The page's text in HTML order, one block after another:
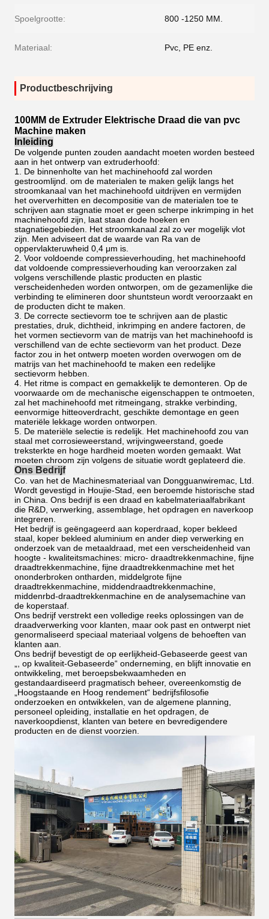
Spoelgrootte: 800 -1250 MM.
Materiaal: Pvc, PE enz.
Productbeschrijving
100MM de Extruder Elektrische Draad die van pvc
Machine maken
Inleiding
De volgende punten zouden aandacht moeten worden besteed
aan in het ontwerp van extruderhoofd:
1. De binnenholte van het machinehoofd zal worden
gestroomlijnd. om de materialen te maken gelijk langs het
stroomkanaal van het machinehoofd uitdrijven en vermijden
het oververhitten en decompositie van de materialen toe te
schrijven aan stagnatie moet er geen scherpe inkrimping in het
machinehoofd zijn, laat staan dode hoeken en
stagnatiegebieden. Het stroomkanaal zal zo ver mogelijk vlot
zijn. Men adviseert dat de waarde van Ra van de
oppervlakteruwheid 0,4 μm is.
2. Voor voldoende compressieverhouding, het machinehoofd
dat voldoende compressieverhouding kan veroorzaken zal
volgens verschillende plastic producten en plastic
verscheidenheden worden ontworpen, om de gezamenlijke die
verbinding te elimineren door shuntsteun wordt veroorzaakt en
de producten dicht te maken.
3. De correcte sectievorm toe te schrijven aan de plastic
prestaties, druk, dichtheid, inkrimping en andere factoren, de
het vormen sectievorm van de matrijs van het machinehoofd is
verschillend van de echte sectievorm van het product. Deze
factor zou in het ontwerp moeten worden overwogen om de
matrijs van het machinehoofd te maken een redelijke
sectievorm hebben.
4. Het ritme is compact en gemakkelijk te demonteren. Op de
voorwaarde om de mechanische eigenschappen te ontmoeten,
zal het machinehoofd met ritmeingang, strakke verbinding,
eenvormige hitteoverdracht, geschikte demontage en geen
materiële lekkage worden ontworpen.
5. De materiële selectie is redelijk. Het machinehoofd zou van
staal met corrosieweerstand, wrijvingweerstand, goede
treksterkte en hoge hardheid moeten worden gemaakt. Wat
moeten chroom zijn volgens de situatie wordt geplateerd die.
Ons Bedrijf
Co. van het de Machinesmateriaal van Dongguanwiremac, Ltd.
Wordt gevestigd in Houjie-Stad, een beroemde historische stad
in China. Ons bedrijf is een draad en kabelmateriaalfabrikant
die R&D, verwerking, assemblage, het opdragen en naverkoop
integreren.
Het bedrijf is geëngageerd aan koperdraad, koper bekleed
staal, koper bekleed aluminium en ander diep verwerking en
onderzoek van de metaaldraad, met een verscheidenheid van
hoogte - kwaliteitsmachines: micro- draadtrekkenmachine, fijne
draadtrekkenmachine, fijne draadtrekkenmachine met het
ononderbroken ontharden, middelgrote fijne
draadtrekkenmachine, middendraadtrekkenmachine,
middenrbd-draadtrekkenmachine en de analysemachine van
de koperstaaf.
Ons bedrijf verstrekt een volledige reeks oplossingen van de
draadverwerking voor klanten, maar ook past en ontwerpt niet
genormaliseerd speciaal materiaal volgens de behoeften van
klanten aan.
Ons bedrijf bevestigt de op eerlijkheid-Gebaseerde geest van
„, op kwaliteit-Gebaseerde“ onderneming, en blijft innovatie en
ontwikkeling, met beroepsbekwaamheden en
gestandaardiseerd pragmatisch beheer, overeenkomstig de
„Hoogstaande en Hoog rendement“ bedrijfsfilosofie
onderzoeken en ontwikkelen, van de algemene planning,
personeel opleiding, installatie en het opdragen, de
naverkoopdienst, klanten van betere en bevredigendere
producten en de dienst voorzien.